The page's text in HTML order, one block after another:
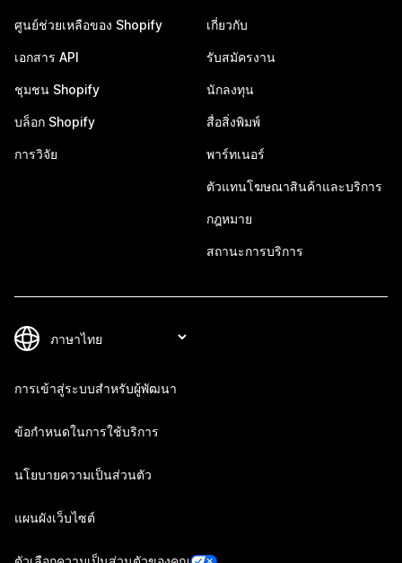
ศูนย์ช่วยเหลือของ Shopify
เอกสาร API
ชุมชน Shopify
บล็อก Shopify
การวิจัย
เกี่ยวกับ
รับสมัครงาน
นักลงทุน
สื่อสิ่งพิมพ์
พาร์ทเนอร์
ตัวแทนโฆษณาสินค้าและบริการ
กฎหมาย
สถานะการบริการ
การเข้าสู่ระบบสำหรับผู้พัฒนา
ข้อกำหนดในการใช้บริการ
นโยบายความเป็นส่วนตัว
แผนผังเว็บไซต์